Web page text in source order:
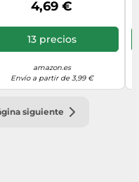
Alámbrico
4,69 €
13 precios
amazon.es
Envío a partir de 3,99 €
siguiente